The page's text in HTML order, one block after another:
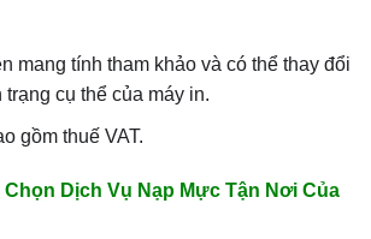
mang tính tham khảo và có thể thay đổi
trạng cụ thể của máy in.
gồm thuế VAT.
Chọn Dịch Vụ Nạp Mực Tận Nơi Của